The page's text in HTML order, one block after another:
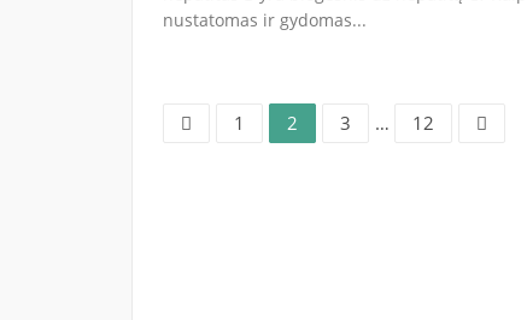
nustatomas ir gydomas...
PostsPuslapis
1 Puslapis
2 3 … 12